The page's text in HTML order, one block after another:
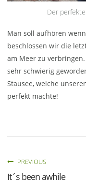
Der
Man soll aufhören
beschlossen wir die
am Meer zu
sehr schwierig
Stausee, welche
perfekt machte!
PREVIOUS
It´s been awhile